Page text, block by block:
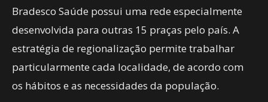
Bradesco Saúde possui uma rede especialmente
desenvolvida para outras 15 praças pelo país. A
estratégia de regionalização permite trabalhar
particularmente cada localidade, de acordo com
os hábitos e as necessidades da população.